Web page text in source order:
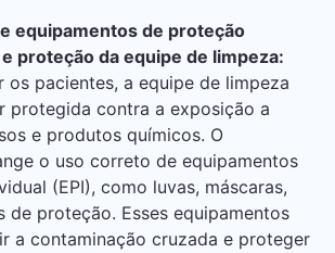
equipamentos de proteção
proteção da equipe de limpeza:
os pacientes, a equipe de limpeza
protegida contra a exposição a
e produtos químicos. O
o uso correto de equipamentos
(EPI), como luvas, máscaras,
de proteção. Esses equipamentos
a contaminação cruzada e proteger